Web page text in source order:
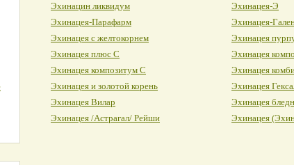
Эхинацин ликвидум
Эхинацея-Э
Эхинацея-Парафарм
Эхинацея-
Эхинацея с желтокорнем
Эхинацея
Эхинацея плюс С
Эхинацея
Эхинацея композитум С
Эхинацея
Эхинацея и золотой корень
Эхинацея
Эхинацея Вилар
Эхинацея
Эхинацея /Астрагал/ Рейши
Эхинацея